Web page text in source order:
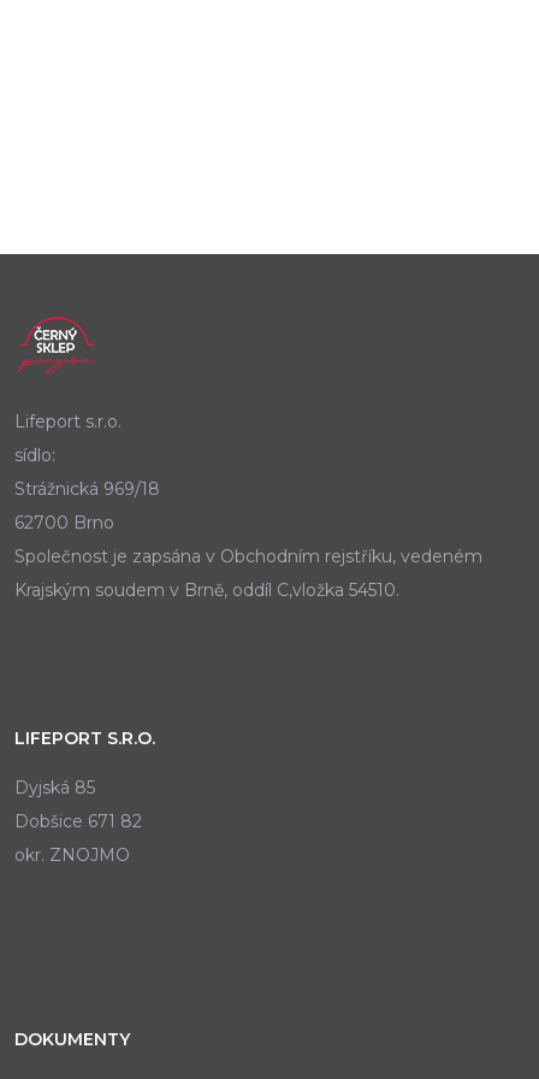
Lifeport s.r.o.
sídlo:
Strážnická 969/18
62700 Brno
Společnost je zapsána v Obchodním rejstříku, vedeném
Krajským soudem v Brně, oddíl C,vložka 54510.
LIFEPORT S.R.O.
Dyjská 85
Dobšice 671 82
okr. ZNOJMO
DOKUMENTY